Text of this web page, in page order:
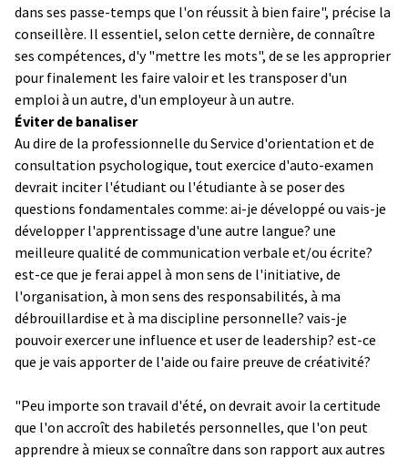
dans ses passe-temps que l'on réussit à bien faire", précise la
conseillère. Il essentiel, selon cette dernière, de connaître
ses compétences, d'y "mettre les mots", de se les approprier
pour finalement les faire valoir et les transposer d'un
emploi à un autre, d'un employeur à un autre.
Éviter de banaliser
Au dire de la professionnelle du Service d'orientation et de
consultation psychologique, tout exercice d'auto-examen
devrait inciter l'étudiant ou l'étudiante à se poser des
questions fondamentales comme: ai-je développé ou vais-je
développer l'apprentissage d'une autre langue? une
meilleure qualité de communication verbale et/ou écrite?
est-ce que je ferai appel à mon sens de l'initiative, de
l'organisation, à mon sens des responsabilités, à ma
débrouillardise et à ma discipline personnelle? vais-je
pouvoir exercer une influence et user de leadership? est-ce
que je vais apporter de l'aide ou faire preuve de créativité?
"Peu importe son travail d'été, on devrait avoir la certitude
que l'on accroît des habiletés personnelles, que l'on peut
apprendre à mieux se connaître dans son rapport aux autres